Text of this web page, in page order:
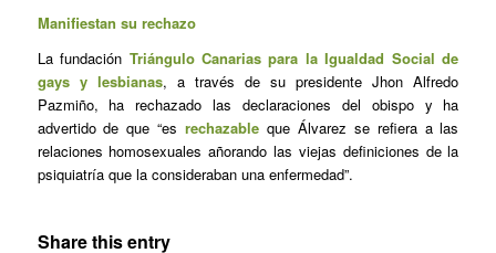
Manifiestan su rechazo
La fundación Triángulo Canarias para la Igualdad Social de
gays y lesbianas, a través de su presidente Jhon Alfredo
Pazmiño, ha rechazado las declaraciones del obispo y ha
advertido de que “esrechazable que Álvarez se refiera a las
relaciones homosexuales añorando las viejas definiciones de la
psiquiatría que la consideraban una enfermedad”.
Share this entry